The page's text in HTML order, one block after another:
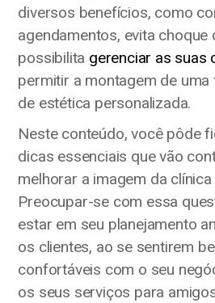
diversos benefícios, como
agendamentos, evita choque
possibilita gerenciar as suas
permitir a montagem de uma
de estética personalizada.
Neste conteúdo, você pôde
dicas essenciais que vão
melhorar a imagem da
Preocupar-se com essa
estar em seu planejamento
os clientes, ao se sentirem
confortáveis com o seu
os seus serviços para